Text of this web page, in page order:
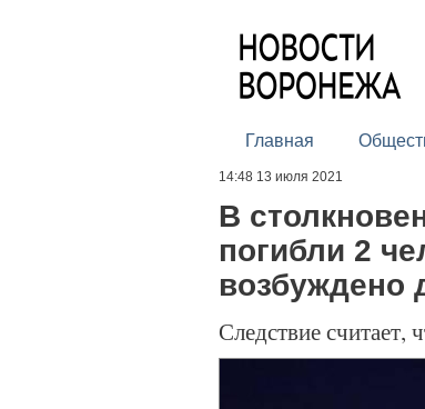
Главная
14:48 13 июля 2021
В
погибли 2
возбуждено
Следствие считает,